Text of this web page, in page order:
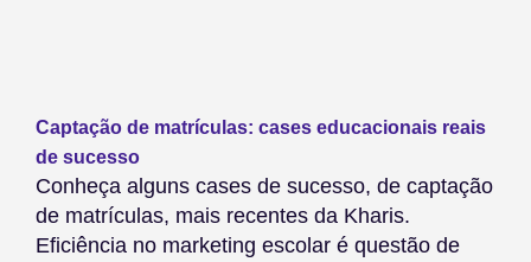
Captação de matrículas: cases educacionais reais
de sucesso
Conheça alguns cases de sucesso, de captação
de matrículas, mais recentes da Kharis.
Eficiência no marketing escolar é questão de